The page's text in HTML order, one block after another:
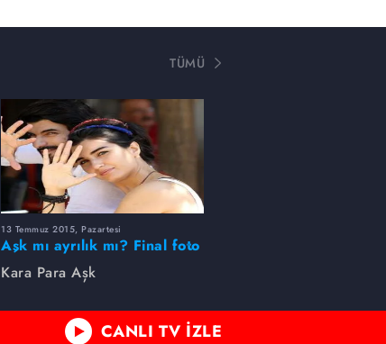
TÜMÜ
13 Temmuz 2015, Pazartesi
Aşk mı ayrılık mı? Final foto
galeri
Kara Para Aşk
CANLI TV İZLE